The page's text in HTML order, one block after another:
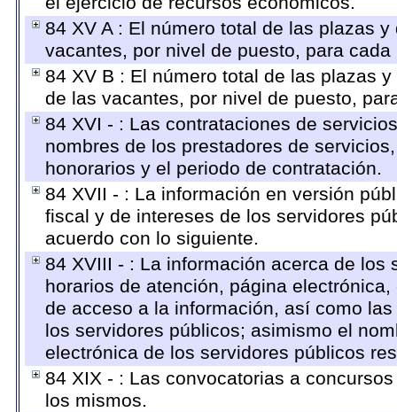
84 XV A : El número total de las plazas
vacantes, por nivel de puesto, para
84 XV B : El número total de las plazas
de las vacantes, por nivel de puesto,
84 XVI - : Las contrataciones de
nombres de los prestadores de
honorarios y el periodo de contratación.
84 XVII - : La información en versión
fiscal y de intereses de los servidores
acuerdo con lo siguiente.
84 XVIII - : La información acerca de
horarios de atención, página
de acceso a la información, así como
los servidores públicos; asimismo el
electrónica de los servidores públicos
84 XIX - : Las convocatorias a
los mismos.